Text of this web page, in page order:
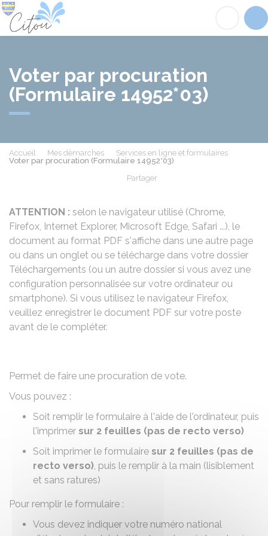
Voter par procuration
(Formulaire 14952*03)
Accueil Mes démarches
Services en ligne et formulaires
Voter par procuration (Formulaire 14952*03)
Partager
ATTENTION : selon le navigateur utilisé (Chrome,
Firefox, Internet Explorer, Microsoft Edge, Safari ...), le
document au format PDF s'affiche dans une autre page
ou dans un onglet ou se télécharge dans votre dossier
Téléchargements (ou un autre dossier si vous avez une
configuration personnalisée sur votre ordinateur ou
smartphone). Si vous utilisez le navigateur Firefox,
veuillez enregistrer le document PDF sur votre poste
avant de le compléter.
Permet de faire une procuration de vote.
Vous pouvez :
Soit remplir le formulaire à l'aide de l'ordinateur, puis
l'imprimer sur 2 feuilles (pas de recto verso)
Soit imprimer le formulaire sur 2 feuilles (pas de
recto verso), puis le remplir à la main (lisiblement
et sans ratures)
Pour remplir le formulaire :
Vous devez indiquer votre numéro national